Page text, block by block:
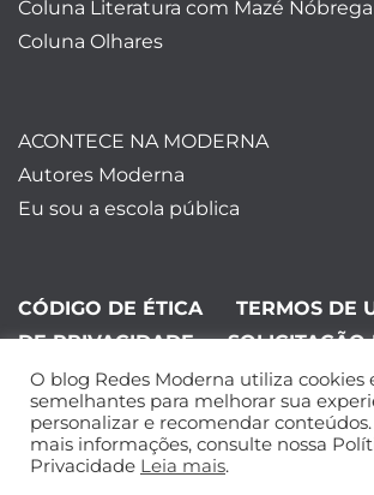
Coluna Literatura com Mazé Nóbrega
Coluna Olhares
ACONTECE NA MODERNA
Autores Moderna
Eu sou a escola pública
CÓDIGO DE ÉTICA TERMOS DE
DE PRIVACIDADE
SOLICITAÇÃO
©Editora Moderna 2024. Todos os
direitos reservados.
O blog Redes Moderna utiliza cookies
semelhantes para melhorar sua
personalizar e recomendar
mais informações, consulte nossa
Privacidade Leia mais.